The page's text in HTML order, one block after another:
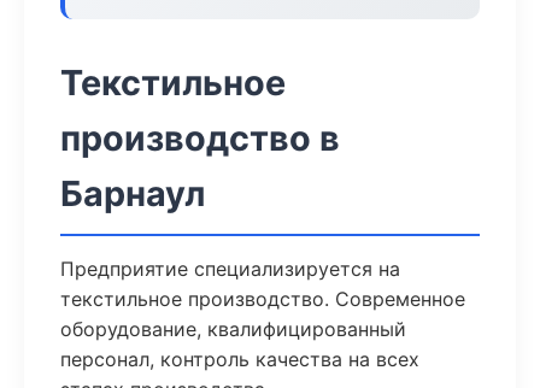
Текстильное
производство в
Барнаул
Предприятие специализируется на
текстильное производство. Современное
оборудование, квалифицированный
персонал, контроль качества на всех